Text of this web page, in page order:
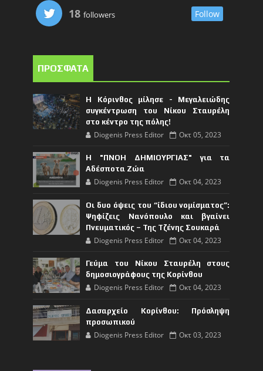
18 followers Follow
ΠΡΟΣΦΑΤΑ
Η Κόρινθος μίλησε - Μεγαλειώδης
συγκέντρωση του Νίκου Σταυρέλη
στο κέντρο της πόλης!
Diogenis Press Editor Οκτ 05, 2023
Η "ΠΝΟΗ ΔΗΜΙΟΥΡΓΙΑΣ" για τα
Αδέσποτα Ζώα
Diogenis Press Editor Οκτ 04, 2023
Οι δυο όψεις του “ίδιου νομίσματος”:
Ψηφίζεις Νανόπουλο και βγαίνει
Πνευματικός – Της Τζένης Σουκαρά
Diogenis Press Editor Οκτ 04, 2023
Γεύμα του Νίκου Σταυρέλη στους
δημοσιογράφους της Κορίνθου
Diogenis Press Editor Οκτ 04, 2023
Δασαρχείο Κορίνθου: Πρόσληψη
προσωπικού
Diogenis Press Editor Οκτ 03, 2023